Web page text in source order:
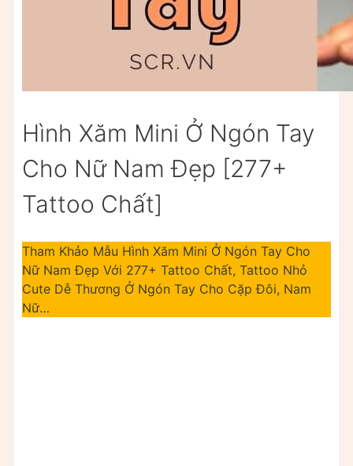
Hình Xăm Mini Ở Ngón Tay
Cho Nữ Nam Đẹp [277+
Tattoo Chất]
Tham Khảo Mẫu Hình Xăm Mini Ở Ngón Tay Cho
Nữ Nam Đẹp Với 277+ Tattoo Chất, Tattoo Nhỏ
Cute Dễ Thương Ở Ngón Tay Cho Cặp Đôi, Nam
Nữ…